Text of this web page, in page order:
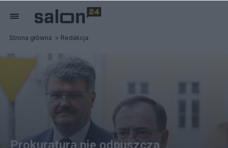
Strona główna Redakcja
Prokuratura nie odpuszcza